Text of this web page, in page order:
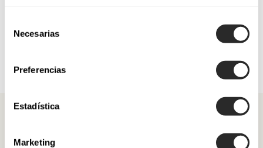
Necesarias
Preferencias
Estadística
Marketing